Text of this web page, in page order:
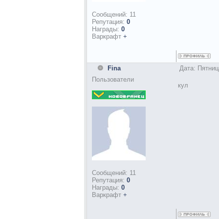
Сообщений: 11
Репутация: 0
Награды: 0
Варкрафт +
Fina Дата:
Пользователи
Сообщений: 11
Репутация: 0
Награды: 0
Варкрафт +
кул